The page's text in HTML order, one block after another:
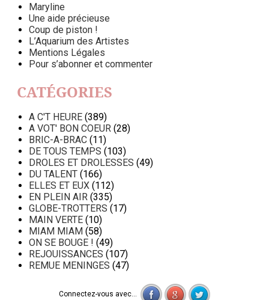
Maryline
Une aide précieuse
Coup de piston !
L’Aquarium des Artistes
Mentions Légales
Pour s’abonner et commenter
CATÉGORIES
A C'T HEURE (389)
A VOT' BON COEUR (28)
BRIC-A-BRAC (11)
DE TOUS TEMPS (103)
DROLES ET DROLESSES (49)
DU TALENT (166)
ELLES ET EUX (112)
EN PLEIN AIR (335)
GLOBE-TROTTERS (17)
MAIN VERTE (10)
MIAM MIAM (58)
ON SE BOUGE ! (49)
REJOUISSANCES (107)
REMUE MENINGES (47)
Connectez-vous avec...